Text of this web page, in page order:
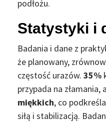
podłożu.
Statystyki i
Badania i dane z
że planowany,
częstość urazów. 35%
przypada na złamania, a
miękkich, co
siłą i stabilizacją.